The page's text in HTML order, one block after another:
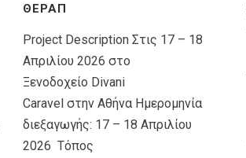
ΘΕΡΑΠ
Project Description Στις 17 – 18
Απριλίου 2026 στο
Ξενοδοχείο Divani
Caravel στην Αθήνα Ημερομηνία
διεξαγωγής: 17 – 18 Απριλίου
2026 Τόπος